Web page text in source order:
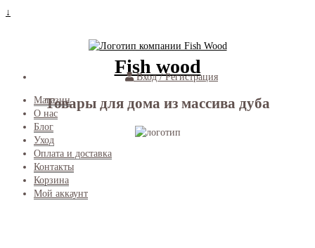
↓
Fish wood
Товары для дома из массива дуба
Вход / Регистрация
Магазин
О нас
Блог
Уход
Оплата и доставка
Контакты
Корзина
Мой аккаунт